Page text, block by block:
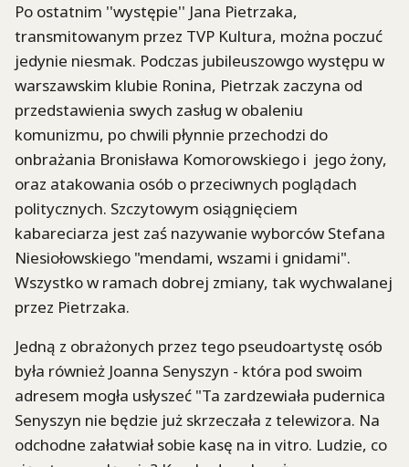
Po ostatnim ''występie'' Jana Pietrzaka,
transmitowanym przez TVP Kultura, można poczuć
jedynie niesmak. Podczas jubileuszowgo występu w
warszawskim klubie Ronina, Pietrzak zaczyna od
przedstawienia swych zasług w obaleniu
komunizmu, po chwili płynnie przechodzi do
onbrażania Bronisława Komorowskiego i jego żony,
oraz atakowania osób o przeciwnych poglądach
politycznych. Szczytowym osiągnięciem
kabareciarza jest zaś nazywanie wyborców Stefana
Niesiołowskiego "mendami, wszami i gnidami".
Wszystko w ramach dobrej zmiany, tak wychwalanej
przez Pietrzaka.
Jedną z obrażonych przez tego pseudoartystę osób
była również Joanna Senyszyn - która pod swoim
adresem mogła usłyszeć "Ta zardzewiała pudernica
Senyszyn nie będzie już skrzeczała z telewizora. Na
odchodne załatwiał sobie kasę na in vitro. Ludzie, co